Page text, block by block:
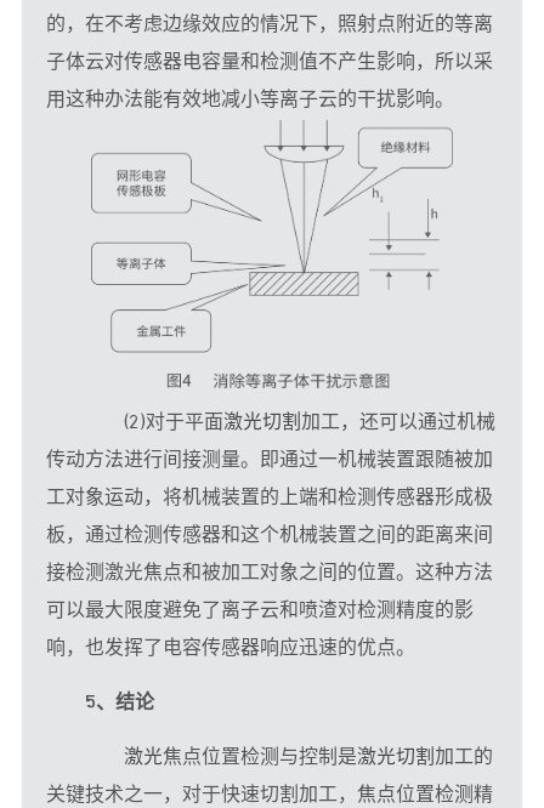
的，在不考虑边缘效应的情况下，照射点附近的等离
子体云对传感器电容量和检测值不产生影响，所以采
用这种办法能有效地减小等离子云的干扰影响。
(2)对于平面激光切割 加工，还可以通过机械
传动方法进行间接测量。即通过一机械装置跟随被加
工对象运动，将机械装置的上端和检测传感器形成极
板，通过检测传感器和这个机械装置之间的距离来间
接检测激光焦点和被加工对象之间的位置。这种方法
可以最大限度避免了离子云和喷渣对检测精度的影
响，也发挥了电容传感器响应迅速的优点。
5、结论
激光焦点位置检测与控制是激光切割 加工的
关键技术之一，对于快速切割加工，焦点位置检测精